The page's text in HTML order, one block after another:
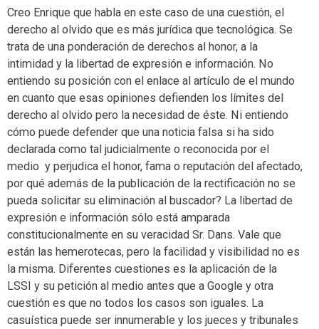
Creo Enrique que habla en este caso de una cuestión, el
derecho al olvido que es más jurídica que tecnológica. Se
trata de una ponderación de derechos al honor, a la
intimidad y la libertad de expresión e información. No
entiendo su posición con el enlace al artículo de el mundo
en cuanto que esas opiniones defienden los límites del
derecho al olvido pero la necesidad de éste. Ni entiendo
cómo puede defender que una noticia falsa si ha sido
declarada como tal judicialmente o reconocida por el
medio y perjudica el honor, fama o reputación del afectado,
por qué además de la publicación de la rectificación no se
pueda solicitar su eliminación al buscador? La libertad de
expresión e información sólo está amparada
constitucionalmente en su veracidad Sr. Dans. Vale que
están las hemerotecas, pero la facilidad y visibilidad no es
la misma. Diferentes cuestiones es la aplicación de la
LSSI y su petición al medio antes que a Google y otra
cuestión es que no todos los casos son iguales. La
casuística puede ser innumerable y los jueces y tribunales